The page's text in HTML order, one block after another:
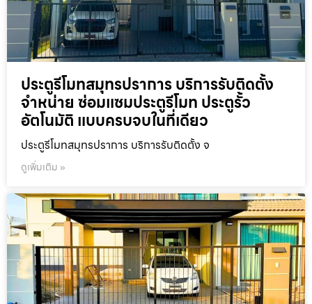
ประตูรีโมทสมุทรปราการ บริการรับติดตั้ง
จำหน่าย ซ่อมแซมประตูรีโมท ประตูรั้ว
อัตโนมัติ แบบครบจบในที่เดียว
ประตูรีโมทสมุทรปราการ บริการรับติดตั้ง จ
ดูเพิ่มเติม »